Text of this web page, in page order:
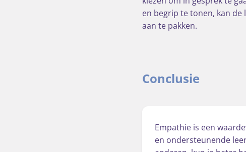
en begrip te tonen, kan
aan te pakken.
Conclusie
Empathie is een
en ondersteunende